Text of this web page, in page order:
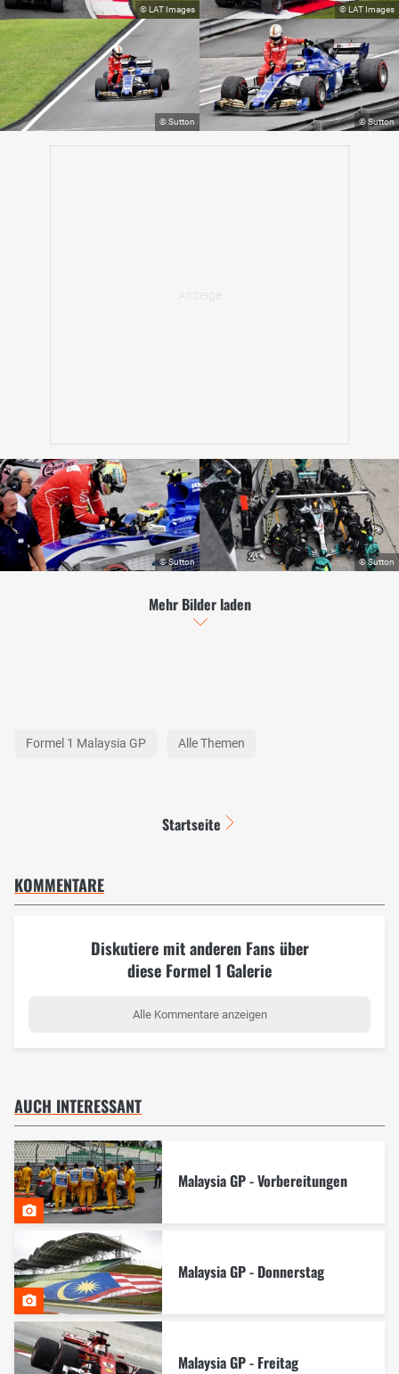
Mehr Bilder laden
Formel 1 Malaysia GP Alle Themen
Startseite
KOMMENTARE
Diskutiere mit anderen Fans über
diese Formel 1 Galerie
Alle Kommentare anzeigen
AUCH INTERESSANT
Malaysia GP - Vorbereitungen
Malaysia GP - Donnerstag
Malaysia GP - Freitag